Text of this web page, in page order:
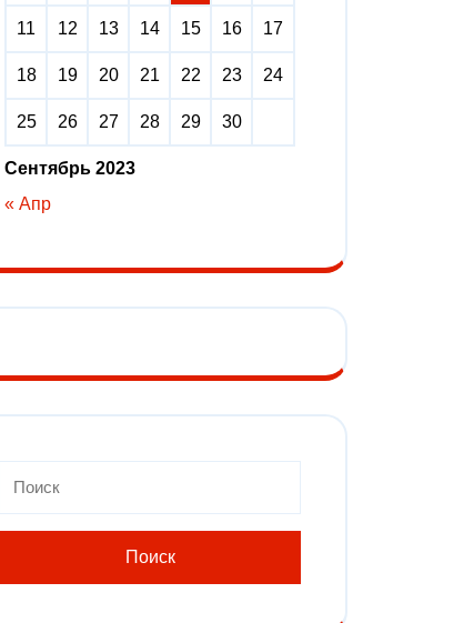
Сентябрь 2023
11 12 13 14 15 16 17
18 19 20 21 22 23 24
25 26 27 28 29 30
« Апр